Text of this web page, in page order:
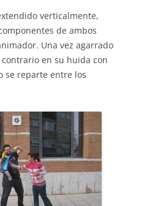
verticalmente,
de ambos
Una vez agarrado
en su huida con
se reparte entre los